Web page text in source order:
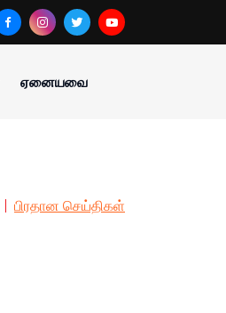
ஏனையவை
பிரதான செய்திகள்